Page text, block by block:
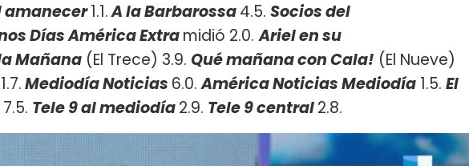
amanecer1.1.A la Barbarossa4.5. Socios del
Días América Extramidió 2.0. Ariel en su
Mañana (El Trece) 3.9. Qué mañana con Cala! (El Nueve)
Mediodía Noticias 6.0.América Noticias Mediodía 1.5. El
7.5. Tele 9 al mediodía2.9. Tele 9 central2.8.